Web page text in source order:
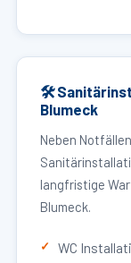
🛠
Blumeck
Neben
langfristige
Blumeck.
WC